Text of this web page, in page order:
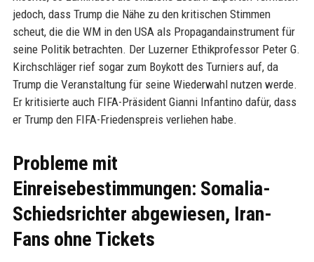
jedoch, dass Trump die Nähe zu den kritischen Stimmen
scheut, die die WM in den USA als Propagandainstrument für
seine Politik betrachten. Der Luzerner Ethikprofessor Peter G.
Kirchschläger rief sogar zum Boykott des Turniers auf, da
Trump die Veranstaltung für seine Wiederwahl nutzen werde.
Er kritisierte auch FIFA-Präsident Gianni Infantino dafür, dass
er Trump den FIFA-Friedenspreis verliehen habe.
Probleme mit
Einreisebestimmungen: Somalia-
Schiedsrichter abgewiesen, Iran-
Fans ohne Tickets